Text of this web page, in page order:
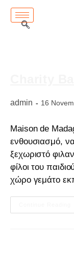
admin 16
Maison de
ενθουσιασμό,
ξεχωριστό
φίλοι του
χώρο γεμάτο